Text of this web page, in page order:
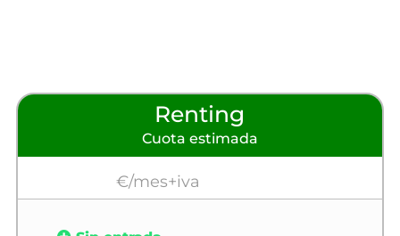
Renting
Cuota estimada
€/mes+iva